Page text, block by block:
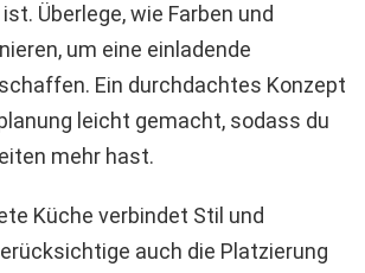
Überlege, wie Farben und
um eine einladende
Ein durchdachtes Konzept
leicht gemacht, sodass du
mehr hast.
Küche verbindet Stil und
auch die Platzierung